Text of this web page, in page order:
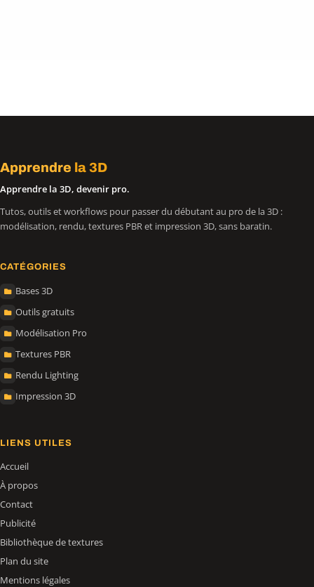
Apprendre la 3D
Apprendre la 3D, devenir pro.
Tutos, outils et workflows pour passer du débutant au pro de la 3D :
modélisation, rendu, textures PBR et impression 3D, sans baratin.
CATÉGORIES
Bases 3D
Outils gratuits
Modélisation Pro
Textures PBR
Rendu Lighting
Impression 3D
LIENS UTILES
Accueil
À propos
Contact
Publicité
Bibliothèque de textures
Plan du site
Mentions légales